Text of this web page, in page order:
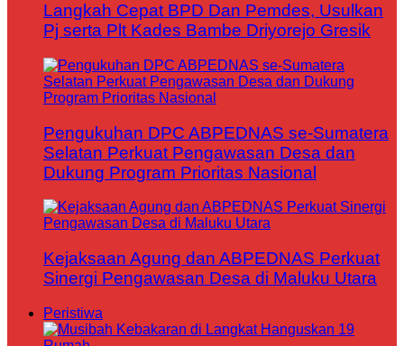
Langkah Cepat BPD Dan Pemdes, Usulkan
Pj serta Plt Kades Bambe Driyorejo Gresik
Pengukuhan DPC ABPEDNAS se-Sumatera
Selatan Perkuat Pengawasan Desa dan
Dukung Program Prioritas Nasional
Kejaksaan Agung dan ABPEDNAS Perkuat
Sinergi Pengawasan Desa di Maluku Utara
Peristiwa